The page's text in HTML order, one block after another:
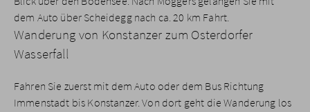
dem Auto über Scheidegg nach ca. 20 km Fahrt.
Wanderung von Konstanzer zum Osterdorfer
Wasserfall
Fahren Sie zuerst mit dem Auto oder dem Bus Richtung
Immenstadt bis Konstanzer. Von dort geht die Wanderung los